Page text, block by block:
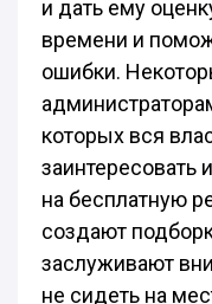
и дать ему
времени и
ошибки.
которых вся
заинтересовать
на бесплатную
создают
заслуживают
не сидеть на